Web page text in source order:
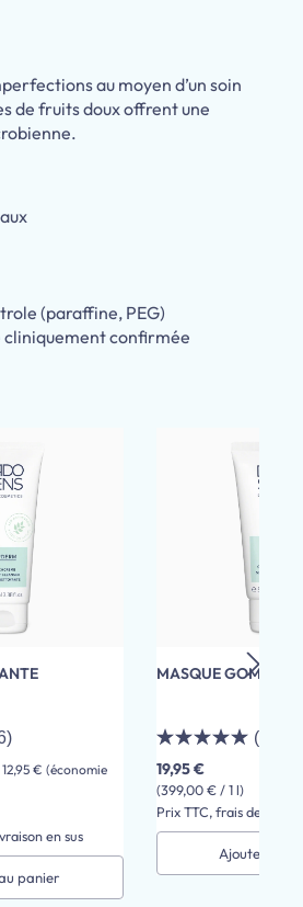
au moyen d’un soin
de fruits doux offrent une
(paraffine, PEG)
cliniquement confirmée
12,95 € (économie
en sus
panier
MASQUE
(4)
(399,00 € / 1 l)
19,95 €
Prix TTC, frais de
Ajouter au